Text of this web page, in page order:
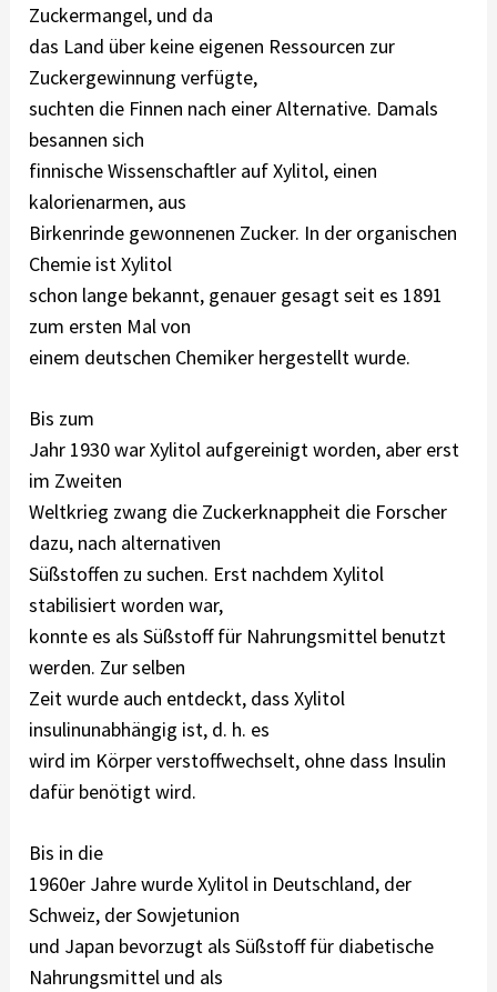
Zuckermangel, und da
das Land über keine eigenen Ressourcen zur
Zuckergewinnung verfügte,
suchten die Finnen nach einer Alternative. Damals
besannen sich
finnische Wissenschaftler auf Xylitol, einen
kalorienarmen, aus
Birkenrinde gewonnenen Zucker. In der organischen
Chemie ist Xylitol
schon lange bekannt, genauer gesagt seit es 1891
zum ersten Mal von
einem deutschen Chemiker hergestellt wurde.
Bis zum
Jahr 1930 war Xylitol aufgereinigt worden, aber erst
im Zweiten
Weltkrieg zwang die Zuckerknappheit die Forscher
dazu, nach alternativen
Süßstoffen zu suchen. Erst nachdem Xylitol
stabilisiert worden war,
konnte es als Süßstoff für Nahrungsmittel benutzt
werden. Zur selben
Zeit wurde auch entdeckt, dass Xylitol
insulinunabhängig ist, d. h. es
wird im Körper verstoffwechselt, ohne dass Insulin
dafür benötigt wird.
Bis in die
1960er Jahre wurde Xylitol in Deutschland, der
Schweiz, der Sowjetunion
und Japan bevorzugt als Süßstoff für diabetische
Nahrungsmittel und als